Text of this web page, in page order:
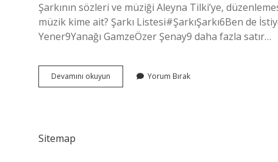
Şarkının sözleri ve müziği Aleyna Tilki’ye,
müzik kime ait? Şarkı Listesi#ŞarkıŞarkı6Ben de
Yener9Yanağı GamzeÖzer Şenay9 daha fazla satır…
Devamını okuyun
Bükükler
Yorum Bırak
Sitemap